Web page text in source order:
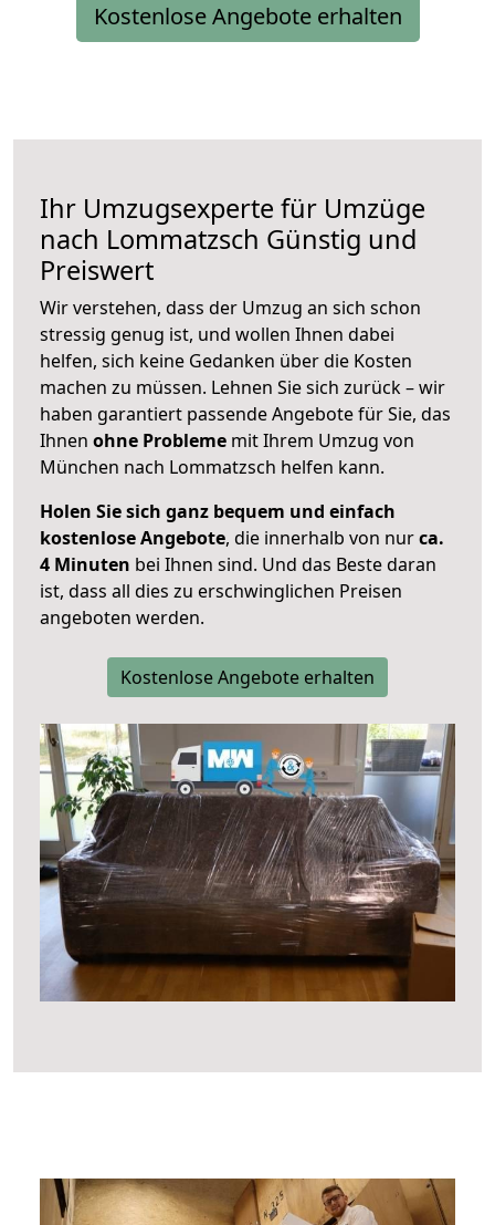
Kostenlose Angebote erhalten
Ihr Umzugsexperte für Umzüge
nach Lommatzsch Günstig und
Preiswert
Wir verstehen, dass der Umzug an sich schon
stressig genug ist, und wollen Ihnen dabei
helfen, sich keine Gedanken über die Kosten
machen zu müssen. Lehnen Sie sich zurück – wir
haben garantiert passende Angebote für Sie, das
Ihnen ohne Probleme mit Ihrem Umzug von
München nach Lommatzsch helfen kann.
Holen Sie sich ganz bequem und einfach
kostenlose Angebote, die innerhalb von nurca.
4 Minuten bei Ihnen sind. Und das Beste daran
ist, dass all dies zu erschwinglichen Preisen
angeboten werden.
Kostenlose Angebote erhalten